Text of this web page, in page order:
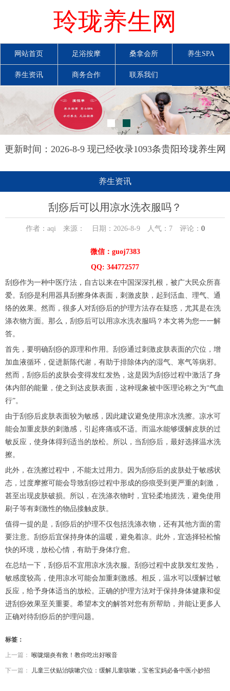
玲珑养生网
网站首页 足浴按摩 桑拿会所 养生SPA
养生资讯 商务合作 联系我们
更新时间：2026-8-9 现已经收录1093条贵阳玲珑养生网
养生资讯
刮痧后可以用凉水洗衣服吗？
作者：aqi 来源： 日期：2026-8-9 人气： 7评论： 0
微信：guoj7383
QQ: 344772577
刮痧作为一种中医疗法，自古以来在中国深深扎根，被广大民众所喜
爱。刮痧是利用器具刮擦身体表面，刺激皮肤，起到活血、理气、通
络的效果。然而，很多人对刮痧后的护理方法存在疑惑，尤其是在洗
涤衣物方面。那么，刮痧后可以用凉水洗衣服吗？本文将为您一一解
答。
首先，要明确刮痧的原理和作用。刮痧通过刺激皮肤表面的穴位，增
加血液循环，促进新陈代谢，有助于排除体内的湿气、寒气等病邪。
然而，刮痧后的皮肤会变得发红发热，这是因为刮痧过程中激活了身
体内部的能量，使之到达皮肤表面，这种现象被中医理论称之为“气血
行”。
由于刮痧后皮肤表面较为敏感，因此建议避免使用凉水洗擦。凉水可
能会加重皮肤的刺激感，引起疼痛或不适。而温水能够缓解皮肤的过
敏反应，使身体得到适当的放松。所以，当刮痧后，最好选择温水洗
擦。
此外，在洗擦过程中，不能太过用力。因为刮痧后的皮肤处于敏感状
态，过度摩擦可能会导致刮痧过程中形成的痧痕受到更严重的刺激，
甚至出现皮肤破损。所以，在洗涤衣物时，宜轻柔地搓洗，避免使用
刷子等有刺激性的物品接触皮肤。
值得一提的是，刮痧后的护理不仅包括洗涤衣物，还有其他方面的需
要注意。刮痧后宜保持身体的温暖，避免着凉。此外，宜选择轻松愉
快的环境，放松心情，有助于身体疗愈。
在总结一下，刮痧后不宜用凉水洗衣服。刮痧过程中皮肤发红发热，
敏感度较高，使用凉水可能会加重刺激感。相反，温水可以缓解过敏
反应，给予身体适当的放松。正确的护理方法对于保持身体健康和促
进刮痧效果至关重要。希望本文的解答对您有所帮助，并能让更多人
正确对待刮痧后的护理问题。
标签：
上一篇： 喉咙烟炎有救！教你吃出好喉音
下一篇： 儿童三伏贴治咳嗽穴位：缓解儿童咳嗽，宝爸宝妈必备中医小妙招